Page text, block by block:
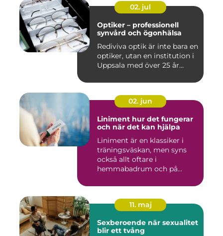
02. jul
Optiker – professionell
synvård och ögonhälsa
Rediviva optik är inte bara en
optiker, utan en institution i
Uppsala med över 25 år...
02. jun
Liniment hur det fungerar
och när det kan hjälpa
Liniment är en klassiker i
träningsväskan, men syns
också allt oftare i
hemmabadrum och på
11. maj
Sexberoende när sexualitet
blir ett tvång